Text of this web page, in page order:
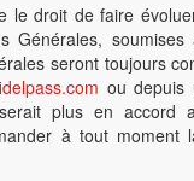
le droit de faire
Générales,
seront toujours
ou depuis
plus en accord
à tout moment